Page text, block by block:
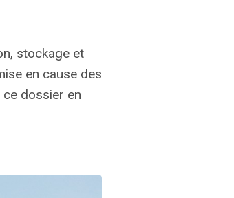
stockage et
en cause des
dossier en